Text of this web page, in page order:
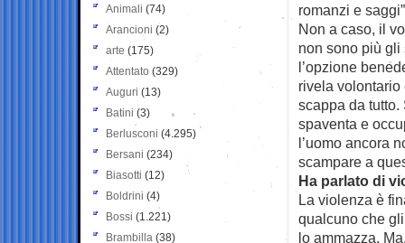
romanzi e
Non a caso, il
non sono più gli
l’opzione
rivela
scappa da
spaventa e
l’uomo ancora
scampare a
Ha parlato di
La violenza è
qualcuno che
lo ammazza.
Animali (74)
Arancioni (2)
arte (175)
Attentato (329)
Auguri (13)
Batini (3)
Berlusconi (4.295)
Bersani (234)
Biasotti (12)
Boldrini (4)
Bossi (1.221)
Brambilla (38)